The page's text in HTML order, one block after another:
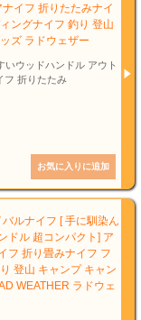
イフ 折りたたみナイ
ングナイフ 釣り 登山
ズ ラドウェザー
ウッドハンドル アウト
フ 折りたたみ
ルナイフ [ 手に馴染ん
ドル 超コンパクト] ア
フ 折り畳みナイフ フ
登山 キャンプ キャン
WEATHER ラドウェ